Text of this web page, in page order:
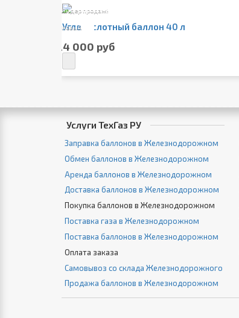
Лидер продаж!
Новый
Углекислотный баллон 40 л
24 000 руб
Услуги ТехГаз РУ
Заправка баллонов в Железнодорожном
Обмен баллонов в Железнодорожном
Аренда баллонов в Железнодорожном
Доставка баллонов в Железнодорожном
Покупка баллонов в Железнодорожном
Поставка газа в Железнодорожном
Поставка баллонов в Железнодорожном
Оплата заказа
Самовывоз со склада Железнодорожного
Продажа баллонов в Железнодорожном